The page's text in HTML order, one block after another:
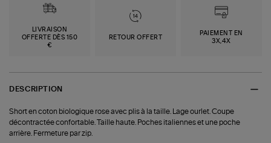
LIVRAISON
OFFERTE DÈS 150
€
RETOUR OFFERT
PAIEMENT EN
3X,4X
DESCRIPTION
Short en coton biologique rose avec plis à la taille. Lage ourlet. Coupe
décontractée confortable. Taille haute. Poches italiennes et une poche
arrière. Fermeture par zip.